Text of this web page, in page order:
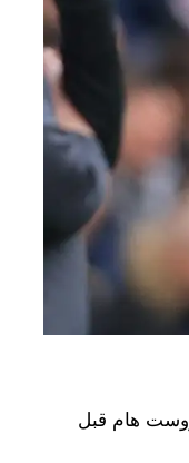
هام قبل